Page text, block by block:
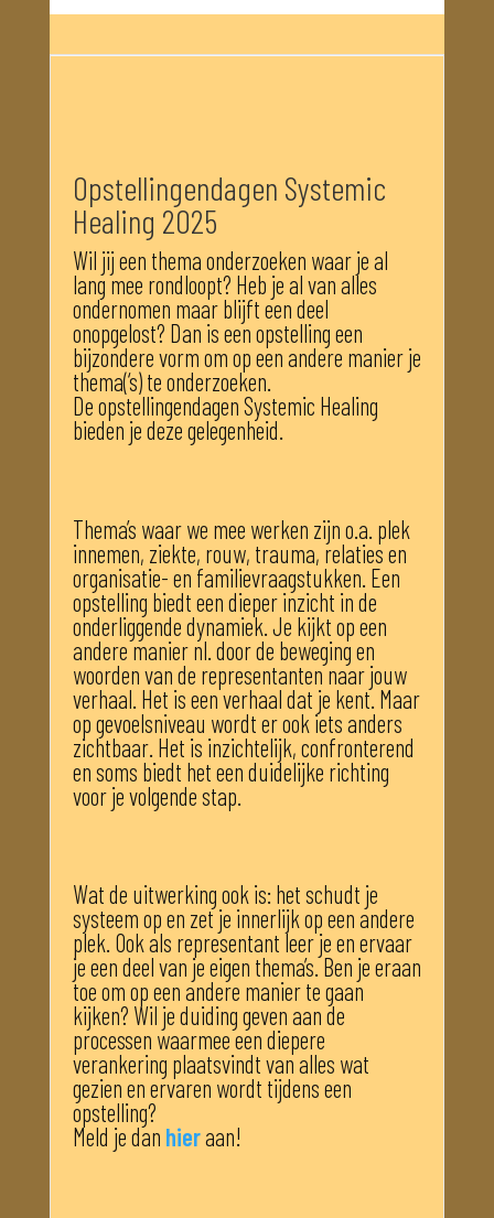
Opstellingendagen Systemic
Healing 2025
Wil jij een thema onderzoeken waar je al
lang mee rondloopt? Heb je al van alles
ondernomen maar blijft een deel
onopgelost? Dan is een opstelling een
bijzondere vorm om op een andere manier je
thema(‘s) te onderzoeken.
De opstellingendagen Systemic Healing
bieden je deze gelegenheid.
Thema’s waar we mee werken zijn o.a. plek
innemen, ziekte, rouw, trauma, relaties en
organisatie- en familievraagstukken. Een
opstelling biedt een dieper inzicht in de
onderliggende dynamiek. Je kijkt op een
andere manier nl. door de beweging en
woorden van de representanten naar jouw
verhaal. Het is een verhaal dat je kent. Maar
op gevoelsniveau wordt er ook iets anders
zichtbaar. Het is inzichtelijk, confronterend
en soms biedt het een duidelijke richting
voor je volgende stap.
Wat de uitwerking ook is: het schudt je
systeem op en zet je innerlijk op een andere
plek. Ook als representant leer je en ervaar
je een deel van je eigen thema’s. Ben je eraan
toe om op een andere manier te gaan
kijken? Wil je duiding geven aan de
processen waarmee een diepere
verankering plaatsvindt van alles wat
gezien en ervaren wordt tijdens een
opstelling?
Meld je dan hieraan!